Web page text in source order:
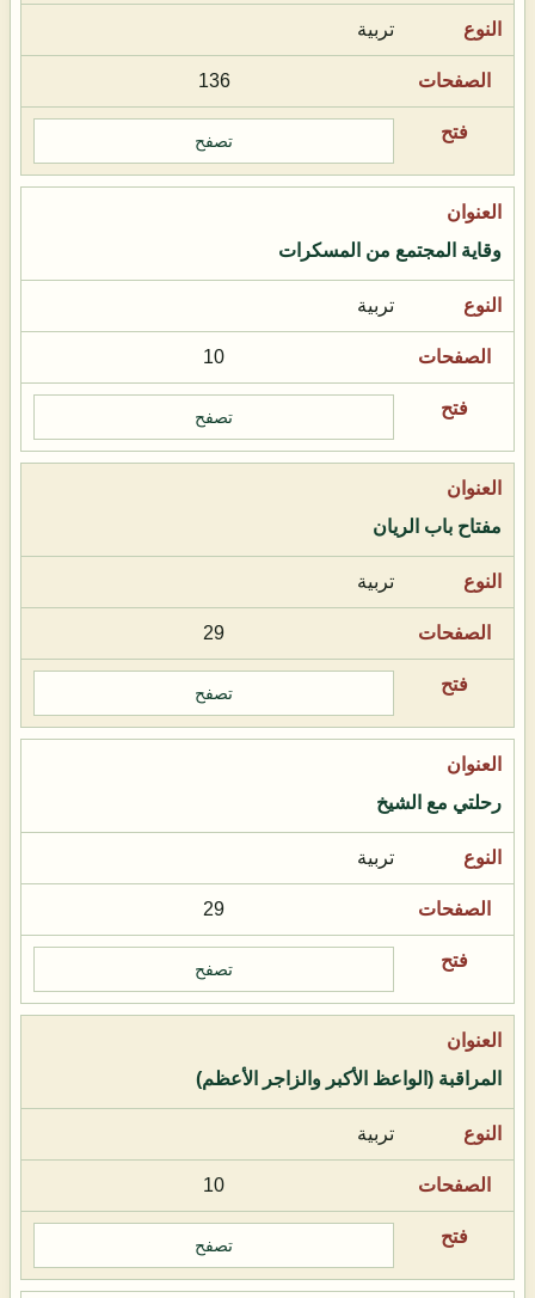
تربية
136
تصفح
وقاية المجتمع من المسكرات
تربية
10
تصفح
مفتاح باب الريان
تربية
29
تصفح
رحلتي مع الشيخ
تربية
29
تصفح
المراقبة (الواعظ الأكبر والزاجر الأعظم)
تربية
10
تصفح